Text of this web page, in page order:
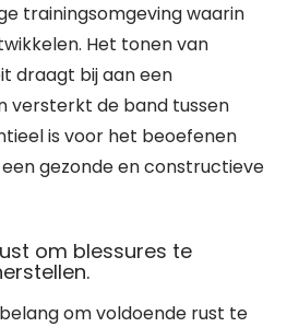
trainingsomgeving waarin
Het tonen van
draagt bij aan een
versterkt de band tussen
is voor het beoefenen
gezonde en constructieve
om blessures te
om voldoende rust te